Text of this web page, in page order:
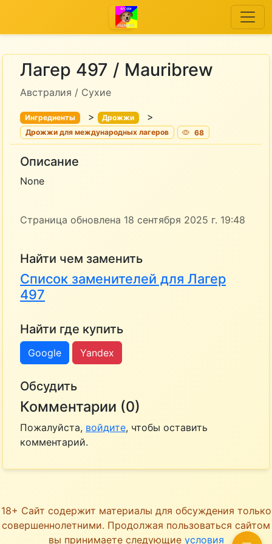
Лагер 497 / Mauribrew
Австралия / Сухие
Ингредиенты > Дрожжи >
Дрожжи для международных лагеров 68
Описание
None
Страница обновлена 18 сентября 2025 г. 19:48
Найти чем заменить
Список заменителей для Лагер
497
Найти где купить
Google Yandex
Обсудить
Комментарии (0)
Пожалуйста, войдите, чтобы оставить
комментарий.
18+ Сайт содержит материалы для обсуждения только
совершеннолетними. Продолжая пользоваться сайтом
вы принимаете следующие условия